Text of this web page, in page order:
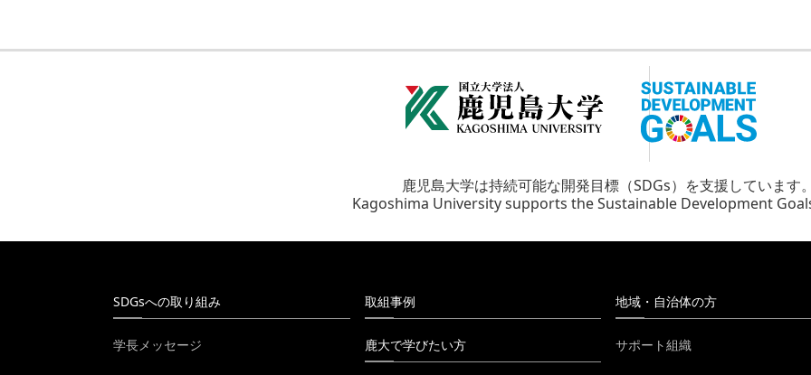
鹿児島大学は持続可能な開発目標（SDGs）を支援しています
Kagoshima University supports the Sustainable Development
SDGsへの取り組み
学長メッセージ
取組事例
鹿大で学びたい方
地域・自治体の方
サポート組織